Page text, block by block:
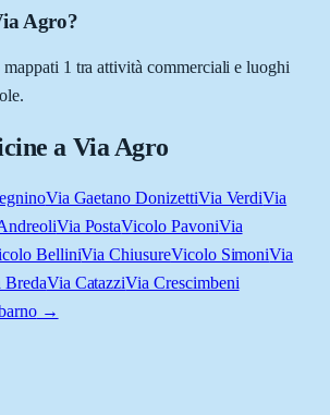
Agro?
1 tra attività commerciali e luoghi
a Via Agro
Via Gaetano DonizettiVia VerdiVia
Via PostaVicolo PavoniVia
BelliniVia ChiusureVicolo SimoniVia
BredaVia CatazziVia Crescimbeni
→